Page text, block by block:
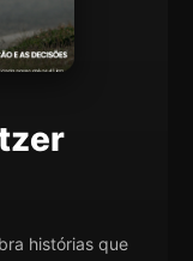
histórias que